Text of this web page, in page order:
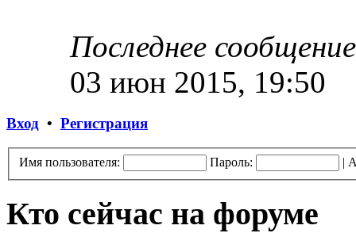
Последнее сообщение
03 июн 2015, 19:50
Вход • Регистрация
Имя пользователя: Пароль: |
Кто сейчас на форуме